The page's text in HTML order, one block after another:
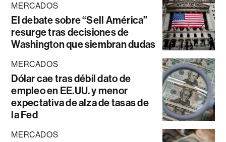
MERCADOS
El debate sobre “Sell América”
resurge tras decisiones de
Washington que siembran dudas
MERCADOS
Dólar cae tras débil dato de
empleo en EE.UU. y menor
expectativa de alza de tasas de
la Fed
MERCADOS